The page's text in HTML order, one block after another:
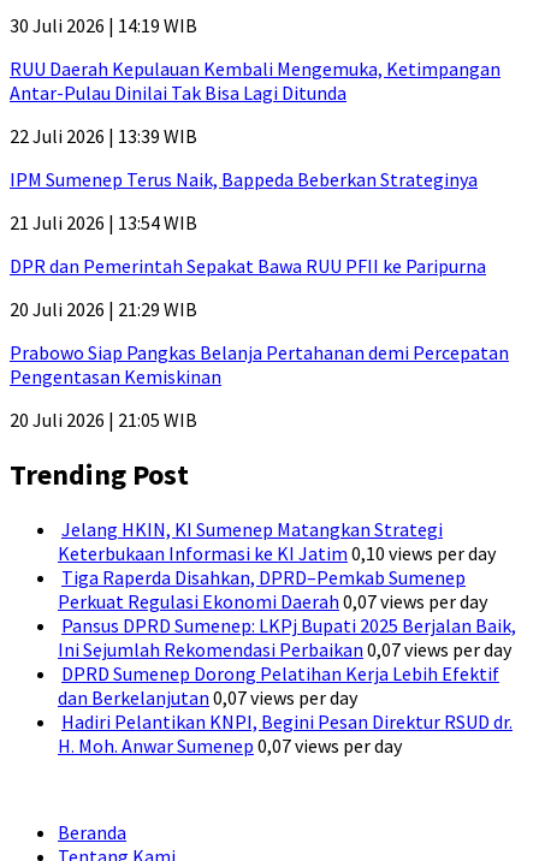
30 Juli 2026 | 14:19 WIB
RUU Daerah Kepulauan Kembali Mengemuka, Ketimpangan
Antar-Pulau Dinilai Tak Bisa Lagi Ditunda
22 Juli 2026 | 13:39 WIB
IPM Sumenep Terus Naik, Bappeda Beberkan Strateginya
21 Juli 2026 | 13:54 WIB
DPR dan Pemerintah Sepakat Bawa RUU PFII ke Paripurna
20 Juli 2026 | 21:29 WIB
Prabowo Siap Pangkas Belanja Pertahanan demi Percepatan
Pengentasan Kemiskinan
20 Juli 2026 | 21:05 WIB
Trending Post
Jelang HKIN, KI Sumenep Matangkan Strategi
Keterbukaan Informasi ke KI Jatim 0,10 views per day
Tiga Raperda Disahkan, DPRD–Pemkab Sumenep
Perkuat Regulasi Ekonomi Daerah 0,07 views per day
Pansus DPRD Sumenep: LKPj Bupati 2025 Berjalan Baik,
Ini Sejumlah Rekomendasi Perbaikan 0,07 views per day
DPRD Sumenep Dorong Pelatihan Kerja Lebih Efektif
dan Berkelanjutan 0,07 views per day
Hadiri Pelantikan KNPI, Begini Pesan Direktur RSUD dr.
H. Moh. Anwar Sumenep 0,07 views per day
Beranda